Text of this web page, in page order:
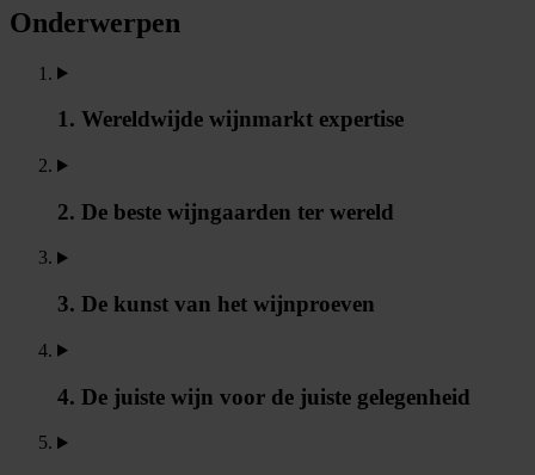
Onderwerpen
1. Wereldwijde wijnmarkt expertise
2. De beste wijngaarden ter wereld
3. De kunst van het wijnproeven
4. De juiste wijn voor de juiste gelegenheid